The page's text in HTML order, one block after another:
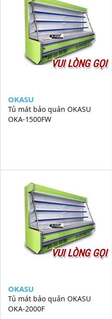
VUI LÒNG GỌI
OKASU
Tủ mát bảo quản OKASU
OKA-1500FW
VUI LÒNG GỌI
OKASU
Tủ mát bảo quản OKASU
OKA-2000F